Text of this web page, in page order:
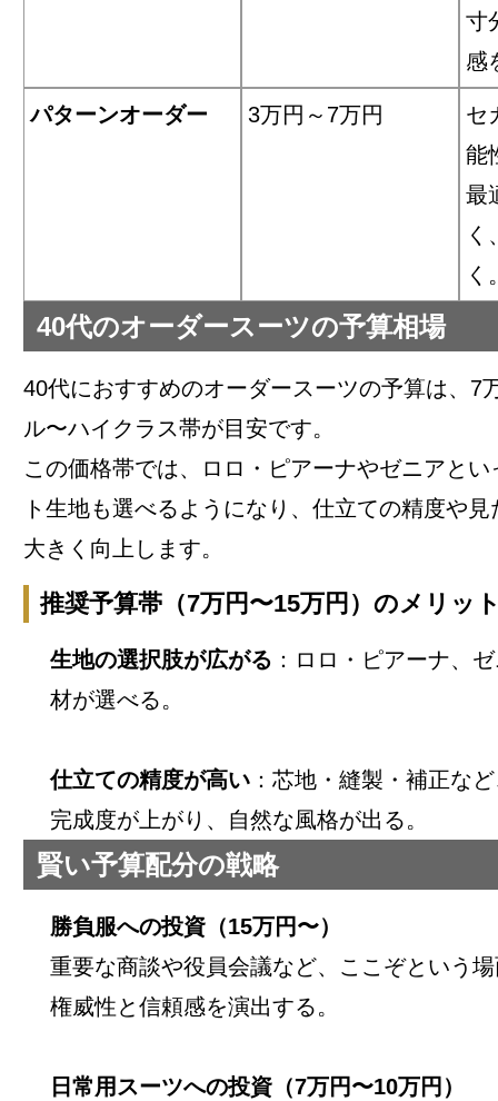
寸
感
パターンオーダー 3万円～7万円
セ
能
最
く
く
40代のオーダースーツの予算相場
40代におすすめのオーダースーツの予算は、7
ル〜ハイクラス帯が目安です。
この価格帯では、ロロ・ピアーナやゼニアと
ト生地も選べるようになり、仕立ての精度や
大きく向上します。
推奨予算帯（7万円〜15万円）のメリッ
生地の選択肢が広がる ：ロロ・ピアーナ、
材が選べる。
仕立ての精度が高い：芯地・縫製・補正な
完成度が上がり、自然な風格が出る。
賢い予算配分の戦略
勝負服への投資（15万円〜）
重要な商談や役員会議など、ここぞという
権威性と信頼感を演出する。
日常用スーツへの投資（7万円〜10万円）